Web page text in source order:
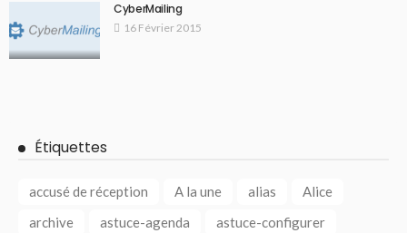
CyberMailing
16 Février 2015
Étiquettes
accusé de réception A la une alias
Alice
archive
astuce-agenda
astuce-configurer